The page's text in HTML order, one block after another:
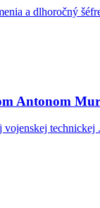
a dlhoročný
Antonom
technickej